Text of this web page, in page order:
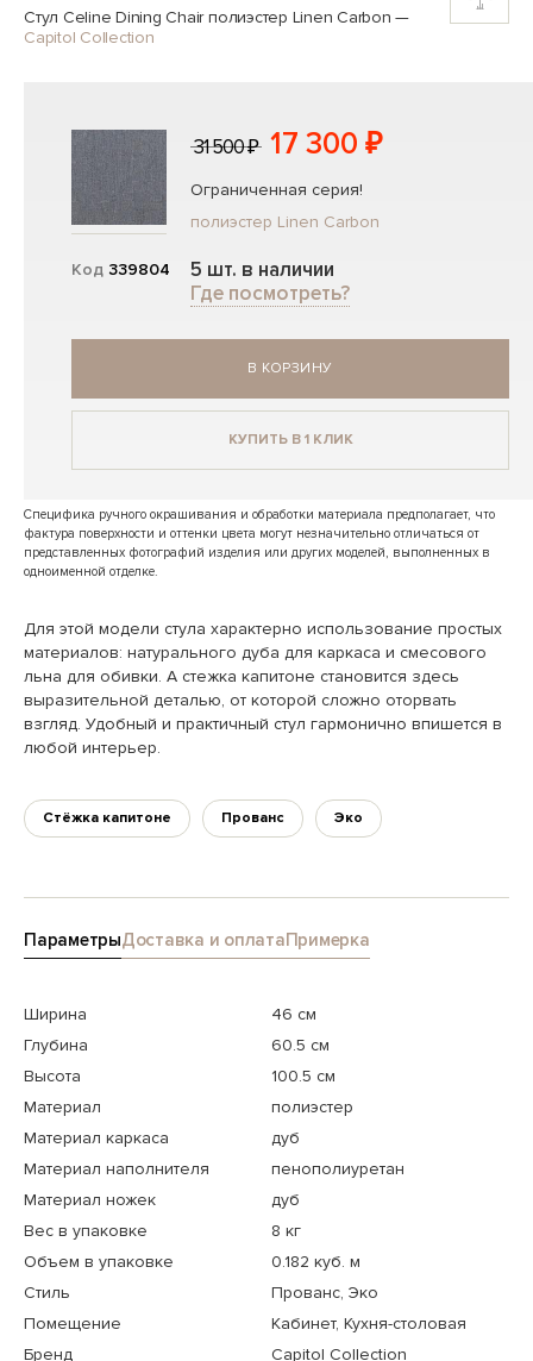
Стул Celine Dining Chair полиэстер Linen Carbon —
Capitol Collection
Код 339804
31 500 ₽ 17 300 ₽
Ограниченная серия!
полиэстер Linen Carbon
5 шт. в наличии
Где посмотреть?
В КОРЗИНУ
КУПИТЬ В 1 КЛИК
Специфика ручного окрашивания и обработки материала предполагает, что
фактура поверхности и оттенки цвета могут незначительно отличаться от
представленных фотографий изделия или других моделей, выполненных в
одноименной отделке.
Для этой модели стула характерно использование простых
материалов: натурального дуба для каркаса и смесового
льна для обивки. А стежка капитоне становится здесь
выразительной деталью, от которой сложно оторвать
взгляд. Удобный и практичный стул гармонично впишется в
любой интерьер.
Стёжка капитоне Прованс Эко
ПараметрыДоставка и оплатаПримерка
Ширина
46 см
Глубина
60.5 см
Высота
100.5 см
Материал
полиэстер
Материал каркаса
дуб
Материал наполнителя
пенополиуретан
Материал ножек
дуб
Вес в упаковке
8 кг
Объем в упаковке
0.182 куб. м
Стиль
Прованс, Эко
Помещение
Кабинет, Кухня-столовая
Бренд
Capitol Collection